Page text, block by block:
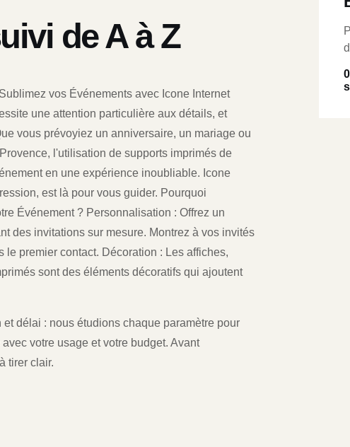
de A à Z
vos Événements avec Icone Internet
une attention particulière aux détails, et
vous prévoyiez un anniversaire, un mariage ou
l'utilisation de supports imprimés de
en une expérience inoubliable. Icone
est là pour vous guider. Pourquoi
Événement ? Personnalisation : Offrez un
des invitations sur mesure. Montrez à vos invités
premier contact. Décoration : Les affiches,
sont des éléments décoratifs qui ajoutent
délai : nous étudions chaque paramètre pour
votre usage et votre budget. Avant
tirer clair.